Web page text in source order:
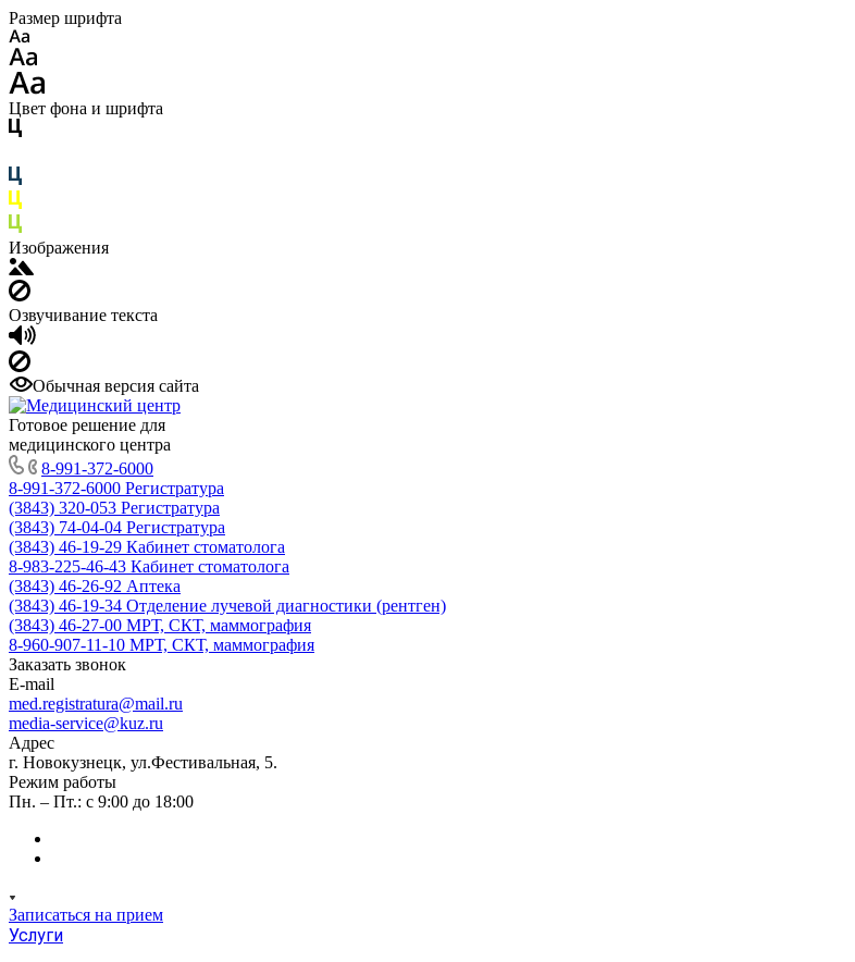
Размер шрифта
Цвет фона и шрифта
Изображения
Озвучивание текста
Обычная версия сайта
Готовое решение для
медицинского центра
8-991-372-6000
8-991-372-6000 Регистратура
(3843) 320-053 Регистратура
(3843) 74-04-04 Регистратура
(3843) 46-19-29 Кабинет стоматолога
8-983-225-46-43 Кабинет стоматолога
(3843) 46-26-92 Аптека
(3843) 46-19-34 Отделение лучевой диагностики (рентген)
(3843) 46-27-00 МРТ, СКТ, маммография
8-960-907-11-10 МРТ, СКТ, маммография
Заказать звонок
E-mail
med.registratura@mail.ru
media-service@kuz.ru
Адрес
г. Новокузнецк, ул.Фестивальная, 5.
Режим работы
Пн. – Пт.: с 9:00 до 18:00
Записаться на прием
Услуги